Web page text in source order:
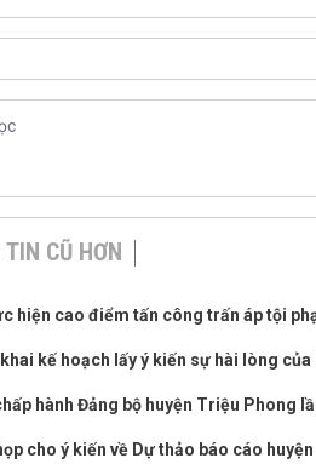
CŨ HƠN
hiện cao điểm tấn công trấn áp tội
kế hoạch lấy ý kiến sự hài lòng
hành Đảng bộ huyện Triệu Phong
cho ý kiến về Dự thảo báo cáo